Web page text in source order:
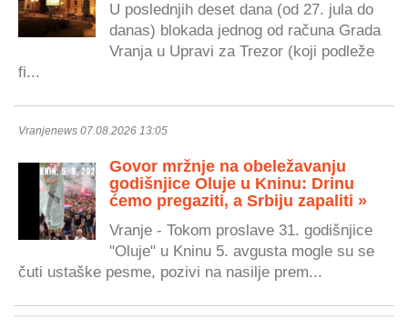
U poslednjih deset dana (od 27. jula do
danas) blokada jednog od računa Grada
Vranja u Upravi za Trezor (koji podleže
fi...
Vranjenews 07.08.2026 13:05
Govor mržnje na obeležavanju
godišnjice Oluje u Kninu: Drinu
ćemo pregaziti, a Srbiju zapaliti »
Vranje - Tokom proslave 31. godišnjice
"Oluje" u Kninu 5. avgusta mogle su se
čuti ustaške pesme, pozivi na nasilje prem...